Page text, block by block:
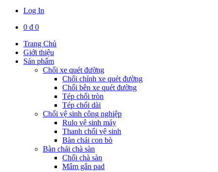
Log In
0 ₫ 0
Trang Chủ
Giới thiệu
Sản phẩm
Chổi xe quét đường
Chổi chính xe quét đường
Chổi bên xe quét đường
Tép chổi tròn
Tép chổi dài
Chổi vệ sinh công nghiệp
Rulo vệ sinh máy
Thanh chổi vệ sinh
Bàn chải con bò
Bàn chải chà sàn
Chổi chà sàn
Mâm gắn pad